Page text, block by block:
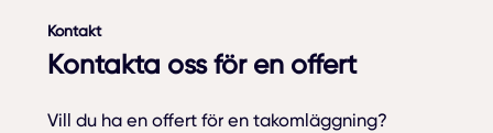
Kontakt
Kontakta oss för en offert
Vill du ha en offert för en takomläggning?